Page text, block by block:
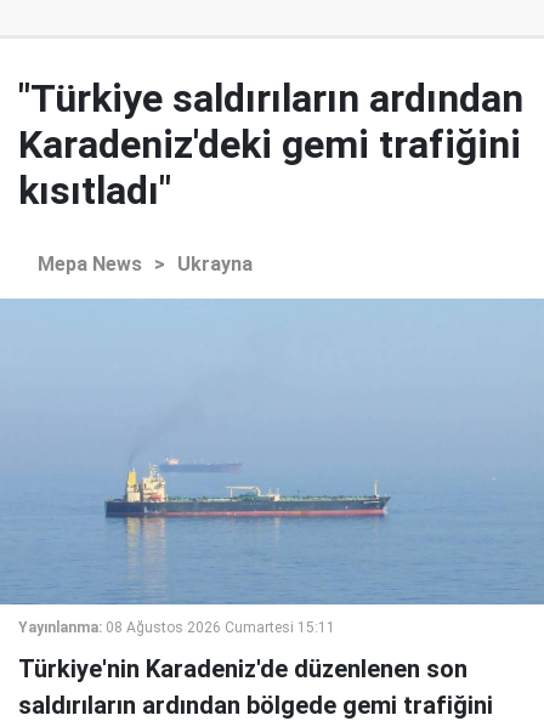
"Türkiye saldırıların ardından
Karadeniz'deki gemi trafiğini
kısıtladı"
Mepa News > Ukrayna
Yayınlanma: 08 Ağustos 2026 Cumartesi 15:11
Türkiye'nin Karadeniz'de düzenlenen son
saldırıların ardından bölgede gemi trafiğini